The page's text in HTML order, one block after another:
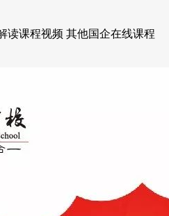
读课程视频 其他国企在线课程